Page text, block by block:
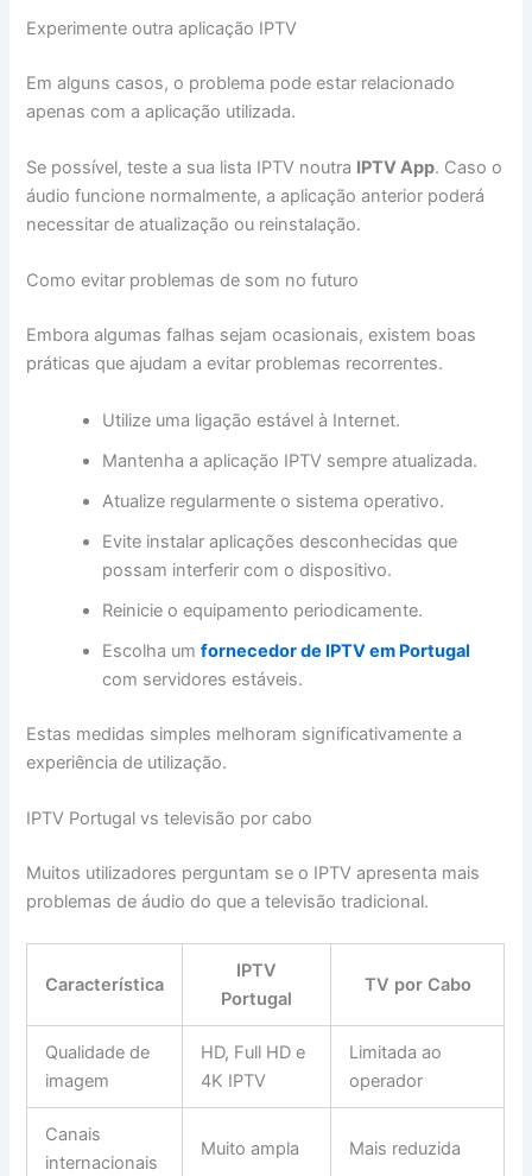
Experimente outra aplicação IPTV
Em alguns casos, o problema pode estar relacionado
apenas com a aplicação utilizada.
Se possível, teste a sua lista IPTV noutra IPTV App. Caso o
áudio funcione normalmente, a aplicação anterior poderá
necessitar de atualização ou reinstalação.
Como evitar problemas de som no futuro
Embora algumas falhas sejam ocasionais, existem boas
práticas que ajudam a evitar problemas recorrentes.
Utilize uma ligação estável à Internet.
Mantenha a aplicação IPTV sempre atualizada.
Atualize regularmente o sistema operativo.
Evite instalar aplicações desconhecidas que
possam interferir com o dispositivo.
Reinicie o equipamento periodicamente.
Escolha umfornecedor de IPTV em Portugal
com servidores estáveis.
Estas medidas simples melhoram significativamente a
experiência de utilização.
IPTV Portugal vs televisão por cabo
Muitos utilizadores perguntam se o IPTV apresenta mais
problemas de áudio do que a televisão tradicional.
Característica
IPTV
Portugal
TV por Cabo
Qualidade de
imagem
HD, Full HD e
4K IPTV
Limitada ao
operador
Canais
internacionais
Muito ampla Mais reduzida